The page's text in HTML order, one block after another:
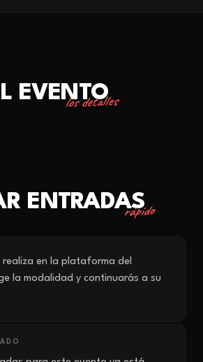
EVENTO
los detalles
ENTRADAS
rápido
realiza en la plataforma del
la modalidad y continuarás a su